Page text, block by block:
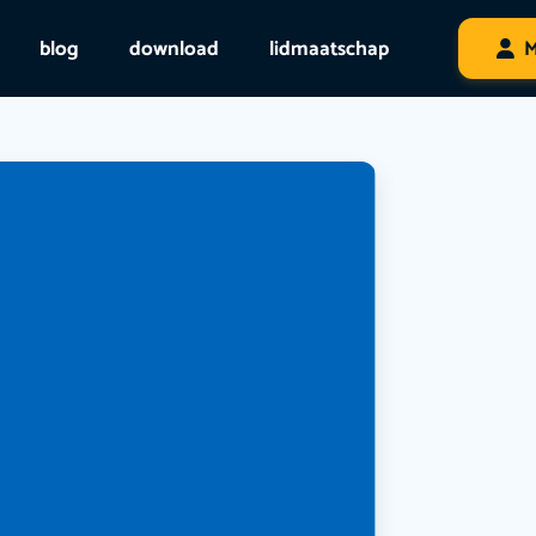
blog download lidmaatschap